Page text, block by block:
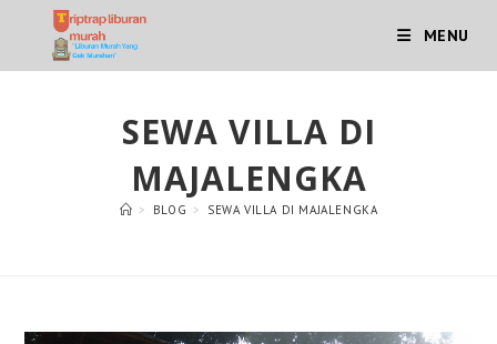
content
MENU
SEWA VILLA DI
MAJALENGKA
> BLOG > SEWA VILLA DI MAJALENGKA